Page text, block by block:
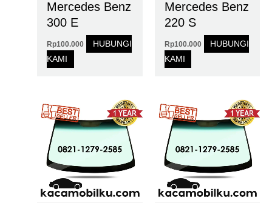
Mercedes Benz
300 E
Rp100.000
HUBUNGI
KAMI
Mercedes Benz
220 S
Rp100.000
HUBUNGI
KAMI